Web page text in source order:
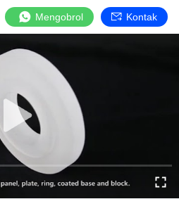
Mengobrol Kontak